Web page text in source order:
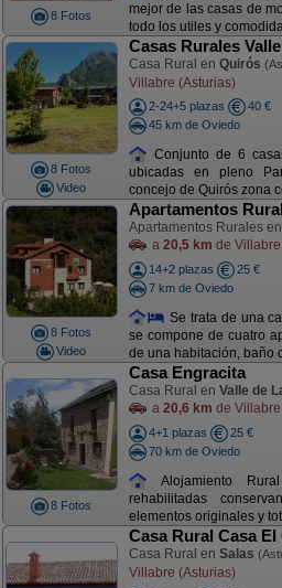
8 Fotos
mejor de las casas de
todo los utiles y
8 Fotos
Video
Casas Rurales
Casa Rural en Quirós
Villabre (Asturias)
2-24+5 plazas
40 €
45 km de Oviedo
Conjunto de 6
ubicadas en pleno
concejo de Quirós zona
8 Fotos
Video
Apartamentos
Apartamentos Rurales en
a 20,5 km de
14+2 plazas
25 €
7 km de Oviedo
Se trata de una
se compone de cuatro
de una habitación, baño
8 Fotos
Casa Engracita
Casa Rural en Valle de
a 20,6 km de
4+1 plazas
25 €
70 km de Oviedo
Alojamiento
rehabilitadas
elementos originales y
Casa Rural Casa El
Casa Rural en Salas
Villabre (Asturias)